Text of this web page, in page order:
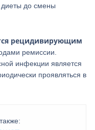
диеты до смены
рецидивирующим
ремиссии.
инфекции является
проявляться в